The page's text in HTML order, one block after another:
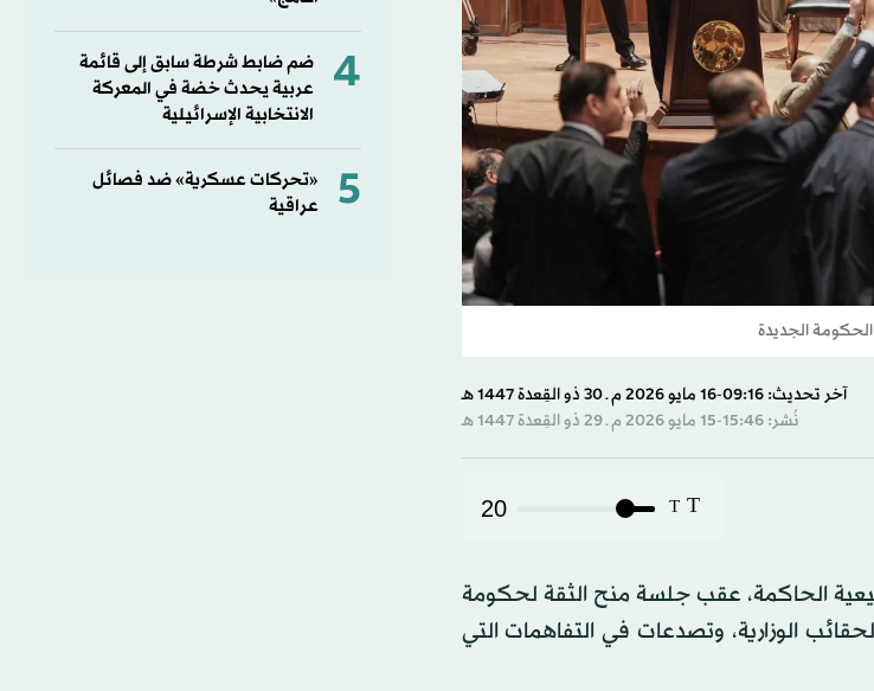
الجديدة
آخر تحديث: 09:16-16 مايو 2026 م ـ 30 ذو القِعدة 1447 هـ
نُشر: 15:46-15 مايو 2026 م ـ 29 ذو القِعدة 1447 هـ
T
T
20
الحاكمة، عقب جلسة منح الثقة لحكومة
الوزارية، وتصدعات في التفاهمات التي
4
ضم ضابط شرطة سابق إلى قائمة
عربية يحدث خضة في المعركة
الانتخابية الإسرائيلية
5
«تحركات عسكرية» ضد فصائل
عراقية